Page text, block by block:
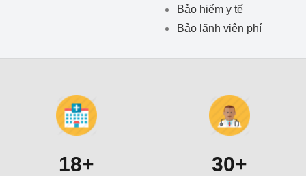
Bảo hiểm y tế
Bảo lãnh viện phí
18+ 30+